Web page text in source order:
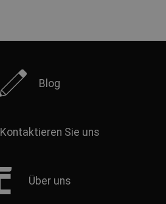
Blog
Kontaktieren Sie uns
Über uns